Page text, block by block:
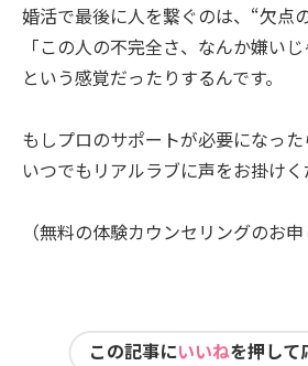
婚活で最後に人を繋ぐのは、“欠点
「この人の不完全さ、なんか嫌いじ
という感覚だったりするんです。
もしプロのサポートが必要になった
いつでもリアルラブに声をお掛けく
（無料の体験カウンセリングのお
この記事にいいねを押して